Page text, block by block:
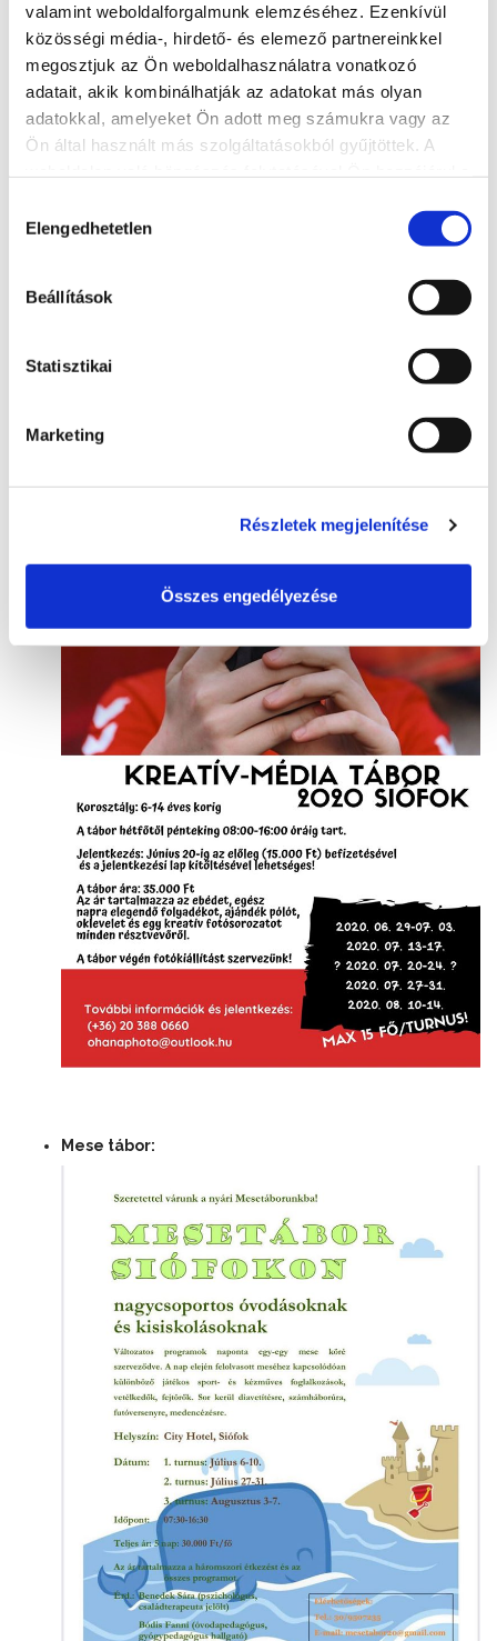
valamint weboldalforgalmunk elemzéséhez. Ezenkívül
közösségi média-, hirdető- és elemező partnereinkkel
megosztjuk az Ön weboldalhasználatra vonatkozó
adatait, akik kombinálhatják az adatokat más olyan
adatokkal, amelyeket Ön adott meg számukra vagy az
Ön által használt más szolgáltatásokból gyűjtöttek. A
kiválasztása
Elengedhetetlen
Beállítások
Statisztikai
Marketing
Részletek megjelenítése
Összes engedélyezése
Siófoki Nyáritábor: SUP tábor és Rajz tábor:ITT
Salsa Ritmo Tánciskola:
Mese tábor: